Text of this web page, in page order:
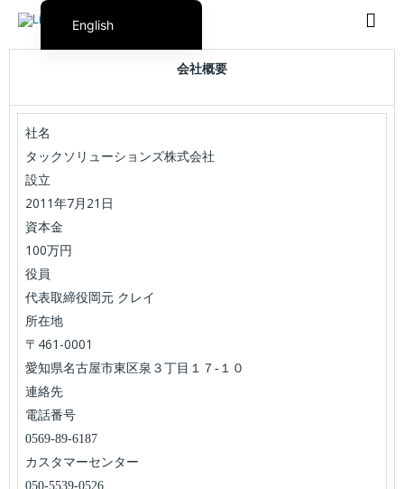
会社概要
社名
タックソリューションズ株式会社
設立
2011 年7 月 21 日
資本金
100万円
役員
代表取締役 岡元 クレイ
所在地
〒 461-0001
愛知県名古屋市東区泉３丁目１７-１０
連絡先
電話番号
0569-89-6187
カスタマーセンター
050-5539-0526
English
Português do Brasil
Español